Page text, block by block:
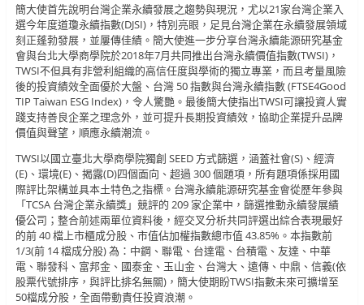
簡大使首先說明台灣企業永續發展之趨勢與現況，尤以21家台灣企業入
選今年度道瓊永續指數(DJSI)，特別亮眼，足見台灣企業在永續發展領域
刻正蓬勃發展，並屢傳佳績。簡大使進一步分享台灣永續能源研究基金
會與台北大學商學院於2018年7月共同推出台灣永續價值指數(TWSI)，
TWSI不但具有非營利組織的高信任度與學術的獨立專業，而且考量風險
後的投資績效全面優於大盤、台灣 50 指數與台灣永續指數 (FTSE4Good
TIP Taiwan ESG Index)，令人驚艷。最後簡大使指出TWSI可讓投資人實
踐支持善良企業之理念外，並可提升長期投資績效，協助企業提升品牌
價值與聲望，順應永續潮流。
TWSI以國立臺北大學商學院獨創 SEED 方式篩選，涵蓋社會(S)、經濟
(E)、環境(E)、揭露(D)四個面向、超過 300 個題項，所有題項係採用國
際評比架構並具本土特色之指標。台灣永續能源研究基金會從歷年參與
「TCSA 台灣企業永續獎」競評的 209 家企業中，篩選推動永續發展績
優公司；整合前述兩單位資料後，經交叉分析共同評選出綜合表現最好
的前 40 檔上市櫃成分股、市值佔加權指數總市值 43.85%。本指數前
1/3(前 14 檔成分股) 為：中鋼、聯電、台達電、台積電、友達、中華
電、聯發科、富邦金、國泰金、玉山金、台灣大、遠傳、中鼎、信義(依
股票代號排序，與評比排名無關)，簡大使期盼TWSI指數未來可擴增至
50檔成分股，全面帶動責任投資浪潮。